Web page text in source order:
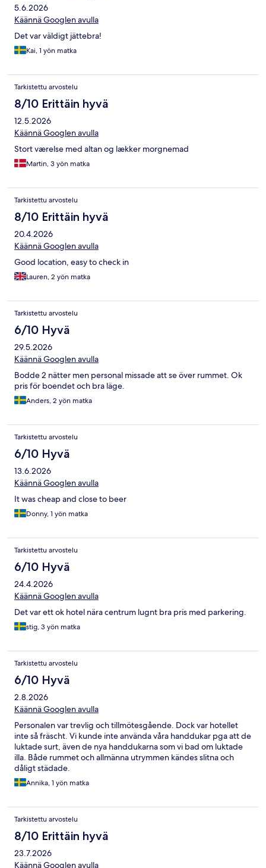
5.6.2026
Käännä Googlen avulla
Det var väldigt jättebra!
Kai, 1 yön matka
Tarkistettu arvostelu
8/10 Erittäin hyvä
12.5.2026
Käännä Googlen avulla
Stort værelse med altan og lækker morgnemad
Martin, 3 yön matka
Tarkistettu arvostelu
8/10 Erittäin hyvä
20.4.2026
Käännä Googlen avulla
Good location, easy to check in
Lauren, 2 yön matka
Tarkistettu arvostelu
6/10 Hyvä
29.5.2026
Käännä Googlen avulla
Bodde 2 nätter men personal missade att se över rummet. Ok
pris för boendet och bra läge.
Anders, 2 yön matka
Tarkistettu arvostelu
6/10 Hyvä
13.6.2026
Käännä Googlen avulla
It was cheap and close to beer
Donny, 1 yön matka
Tarkistettu arvostelu
6/10 Hyvä
24.4.2026
Käännä Googlen avulla
Det var ett ok hotel nära centrum lugnt bra pris med parkering.
stig, 3 yön matka
Tarkistettu arvostelu
6/10 Hyvä
2.8.2026
Käännä Googlen avulla
Personalen var trevlig och tillmötesgående. Dock var hotellet
inte så fräscht. Vi kunde inte använda våra handdukar pga att de
luktade surt, även de nya handdukarna som vi bad om luktade
illa. Både rummet och allmänna utrymmen kändes slitna och
dåligt städade.
Annika, 1 yön matka
Tarkistettu arvostelu
8/10 Erittäin hyvä
23.7.2026
Käännä Googlen avulla